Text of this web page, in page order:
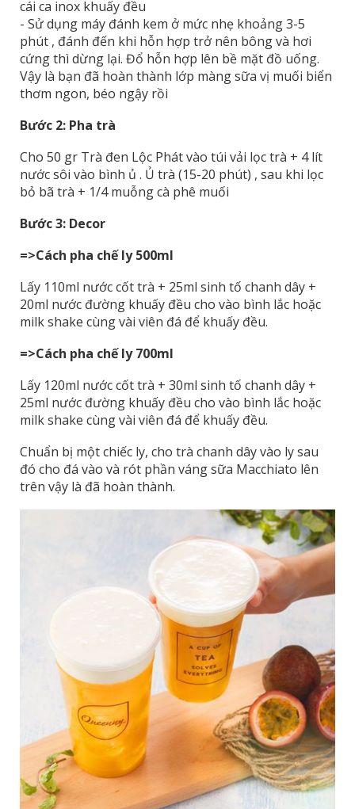
cái ca inox khuấy đều
- Sử dụng máy đánh kem ở mức nhẹ khoảng 3-5
phút , đánh đến khi hỗn hợp trở nên bông và hơi
cứng thì dừng lại. Đổ hỗn hợp lên bề mặt đồ uống.
Vậy là bạn đã hoàn thành lớp màng sữa vị muối biển
thơm ngon, béo ngậy rồi
Bước 2: Pha trà
Cho 50 gr Trà đen Lộc Phát vào túi vải lọc trà + 4 lít
nước sôi vào bình ủ . Ủ trà (15-20 phút) , sau khi lọc
bỏ bã trà + 1/4 muỗng cà phê muối
Bước 3: Decor
=>Cách pha chế ly 500ml
Lấy 110ml nước cốt trà + 25ml sinh tố chanh dây +
20ml nước đường khuấy đều cho vào bình lắc hoặc
milk shake cùng vài viên đá để khuấy đều.
=>Cách pha chế ly 700ml
Lấy 120ml nước cốt trà + 30ml sinh tố chanh dây +
25ml nước đường khuấy đều cho vào bình lắc hoặc
milk shake cùng vài viên đá để khuấy đều.
Chuẩn bị một chiếc ly, cho trà chanh dây vào ly sau
đó cho đá vào và rót phần váng sữa Macchiato lên
trên vậy là đã hoàn thành.